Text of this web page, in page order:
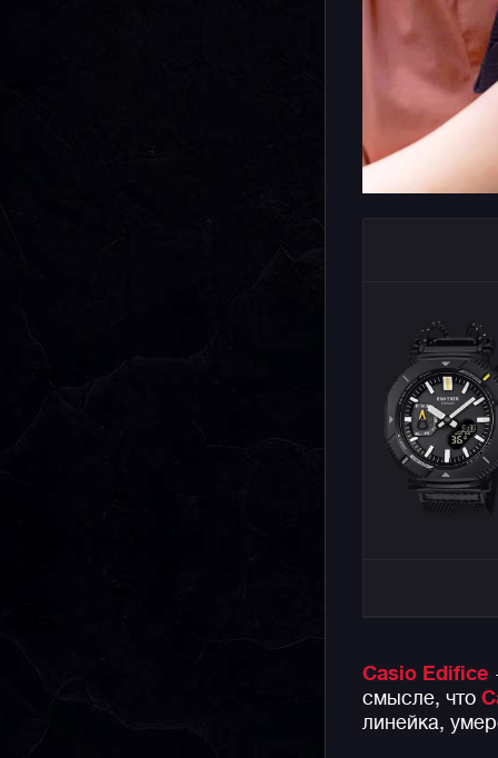
Casio Edifice
смысле, что
линейка,